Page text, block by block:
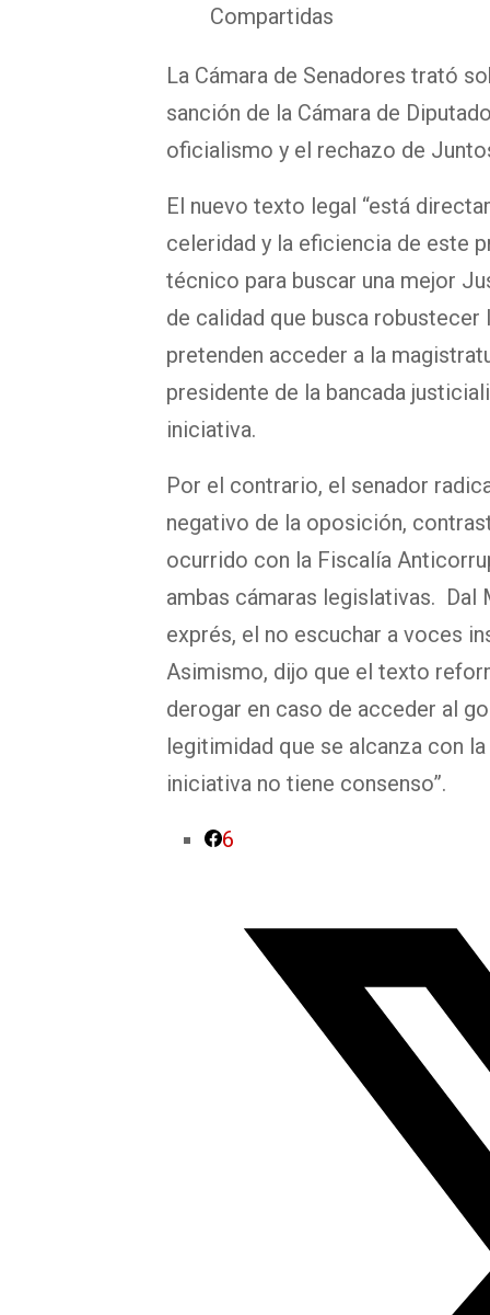
Compartidas
La Cámara de Senadores trató
sanción de la Cámara de
oficialismo y el rechazo de
El nuevo texto legal “está
celeridad y la eficiencia de este
técnico para buscar una mejor
de calidad que busca
pretenden acceder a la
presidente de la bancada
iniciativa.
Por el contrario, el senador
negativo de la oposición,
ocurrido con la Fiscalía
ambas cámaras legislativas.
exprés, el no escuchar a voces
Asimismo, dijo que el texto
derogar en caso de acceder al
legitimidad que se alcanza con
iniciativa no tiene consenso”.
6